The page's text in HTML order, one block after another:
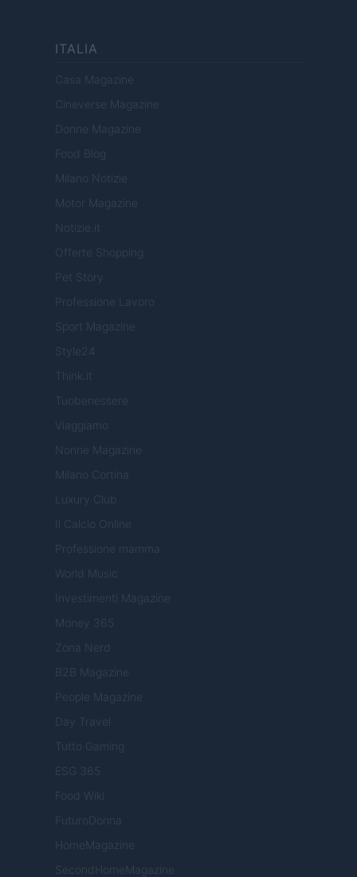
ITALIA
Casa Magazine
Cineverse Magazine
Donne Magazine
Food Blog
Milano Notizie
Motor Magazine
Notizie.it
Offerte Shopping
Pet Story
Professione Lavoro
Sport Magazine
Style24
Think.it
Tuobenessere
Viaggiamo
Nonne Magazine
Milano Cortina
Luxury Club
Il Calcio Online
Professione mamma
World Music
Investimenti Magazine
Money 365
Zona Nerd
B2B Magazine
People Magazine
Day Travel
Tutto Gaming
ESG 365
Food Wiki
FuturoDonna
HomeMagazine
SecondHomeMagazine